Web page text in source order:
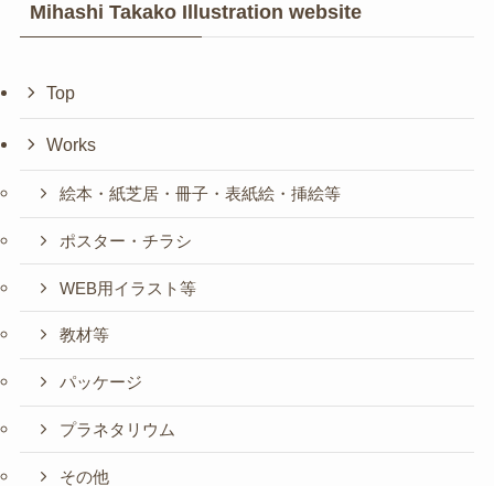
Mihashi Takako Illustration website
Top
Works
絵本・紙芝居・冊子・表紙絵・挿絵等
ポスター・チラシ
WEB用イラスト等
教材等
パッケージ
プラネタリウム
その他